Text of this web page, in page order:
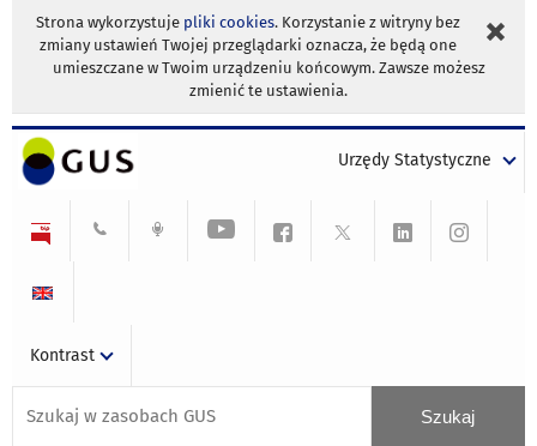
Strona wykorzystuje pliki cookies. Korzystanie z witryny bez
zmiany ustawień Twojej przeglądarki oznacza, że będą one
umieszczane w Twoim urządzeniu końcowym. Zawsze możesz
zmienić te ustawienia.
Urzędy Statystyczne
Kontrast